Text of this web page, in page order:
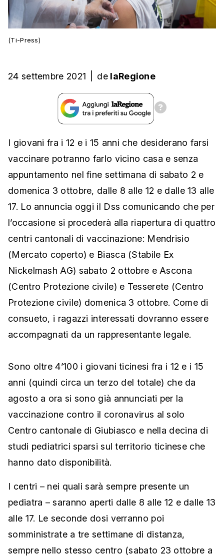
(Ti-Press)
24 settembre 2021 de laRegione
I giovani fra i 12 e i 15 anni che desiderano farsi
vaccinare potranno farlo vicino casa e senza
appuntamento nel fine settimana di sabato 2 e
domenica 3 ottobre, dalle 8 alle 12 e dalle 13 alle
17. Lo annuncia oggi il Dss comunicando che per
l’occasione si procederà alla riapertura di quattro
centri cantonali di vaccinazione: Mendrisio
(Mercato coperto) e Biasca (Stabile Ex
Nickelmash AG) sabato 2 ottobre e Ascona
(Centro Protezione civile) e Tesserete (Centro
Protezione civile) domenica 3 ottobre. Come di
consueto, i ragazzi interessati dovranno essere
accompagnati da un rappresentante legale.
Sono oltre 4’100 i giovani ticinesi fra i 12 e i 15
anni (quindi circa un terzo del totale) che da
agosto a ora si sono già annunciati per la
vaccinazione contro il coronavirus al solo
Centro cantonale di Giubiasco e nella decina di
studi pediatrici sparsi sul territorio ticinese che
hanno dato disponibilità.
I centri – nei quali sarà sempre presente un
pediatra – saranno aperti dalle 8 alle 12 e dalle 13
alle 17. Le seconde dosi verranno poi
somministrate a tre settimane di distanza,
sempre nello stesso centro (sabato 23 ottobre a